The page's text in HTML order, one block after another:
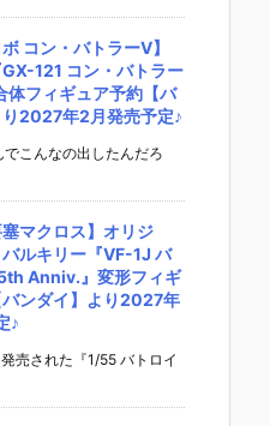
ボ コン・バトラーV】
121 コン・バトラー
体フィギュア予約【バ
り2027年2月発売予定♪
でこんなの出したんだろ
塞マクロス】オリジ
ルキリー『VF-1J バ
Anniv.』変形フィギ
バンダイ】より2027年
♪
売された『1/55 バトロイ